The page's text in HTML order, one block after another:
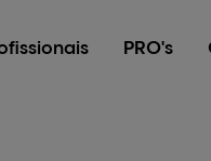
PRO's